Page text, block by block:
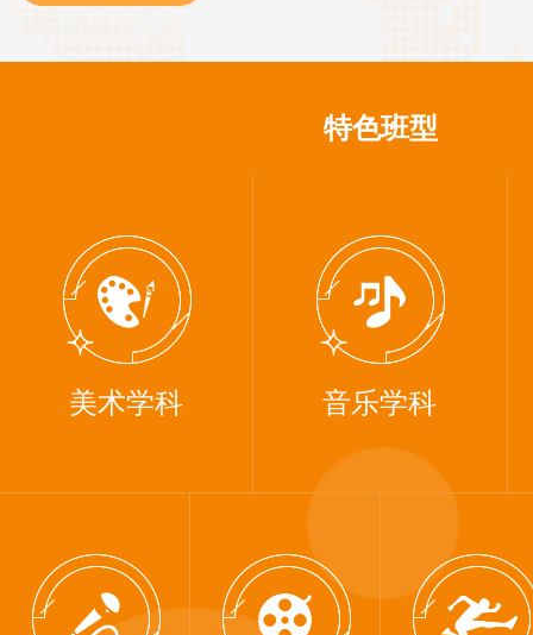
伍和专家团队的综合性艺术院校。"原
成都科学技术学校，后更...
特色班型
美术学科 音乐学科